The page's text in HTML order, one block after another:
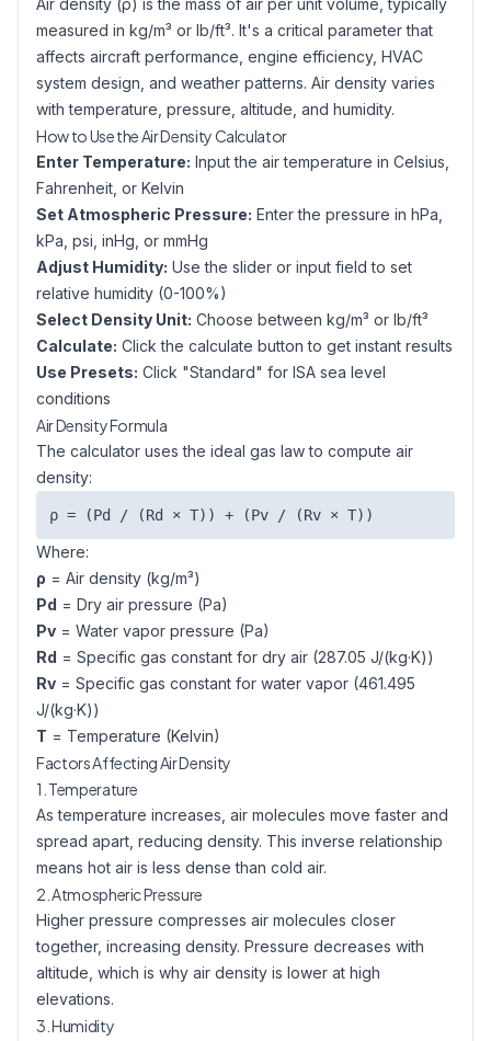
Air density (ρ) is the mass of air per unit volume, typically
measured in kg/m³ or lb/ft³. It's a critical parameter that
affects aircraft performance, engine efficiency, HVAC
system design, and weather patterns. Air density varies
with temperature, pressure, altitude, and humidity.
How to Use the Air Density Calculator
Enter Temperature: Input the air temperature in Celsius,
Fahrenheit, or Kelvin
Set Atmospheric Pressure: Enter the pressure in hPa,
kPa, psi, inHg, or mmHg
Adjust Humidity: Use the slider or input field to set
relative humidity (0-100%)
Select Density Unit: Choose between kg/m³ or lb/ft³
Calculate: Click the calculate button to get instant results
Use Presets: Click "Standard" for ISA sea level
conditions
Air Density Formula
The calculator uses the ideal gas law to compute air
density:
ρ = (Pd / (Rd × T)) + (Pv / (Rv × T))
Where:
ρ = Air density (kg/m³)
Pd = Dry air pressure (Pa)
Pv = Water vapor pressure (Pa)
Rd = Specific gas constant for dry air (287.05 J/(kg·K))
Rv = Specific gas constant for water vapor (461.495
J/(kg·K))
T = Temperature (Kelvin)
Factors Affecting Air Density
1. Temperature
As temperature increases, air molecules move faster and
spread apart, reducing density. This inverse relationship
means hot air is less dense than cold air.
2. Atmospheric Pressure
Higher pressure compresses air molecules closer
together, increasing density. Pressure decreases with
altitude, which is why air density is lower at high
elevations.
3. Humidity